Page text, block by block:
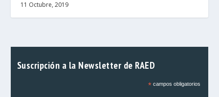
11 Octubre, 2019
Suscripción a la Newsletter de RAED
*campos obligatorios